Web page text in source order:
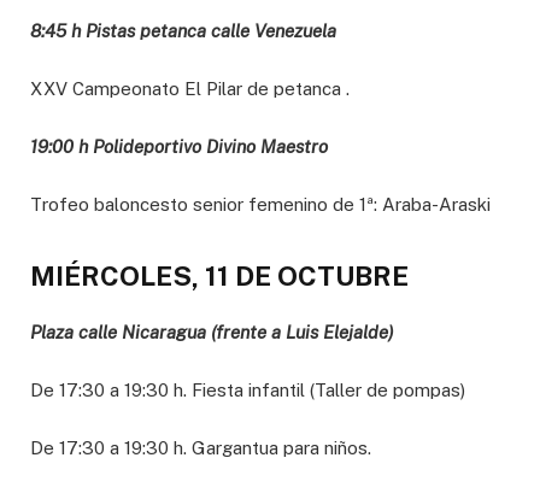
8:45 h Pistas petanca calle Venezuela
XXV Campeonato El Pilar de petanca .
19:00 h Polideportivo Divino Maestro
Trofeo baloncesto senior femenino de 1ª: Araba-Araski
MIÉRCOLES, 11 DE OCTUBRE
Plaza calle Nicaragua (frente a Luis Elejalde)
De 17:30 a 19:30 h. Fiesta infantil (Taller de pompas)
De 17:30 a 19:30 h. Gargantua para niños.